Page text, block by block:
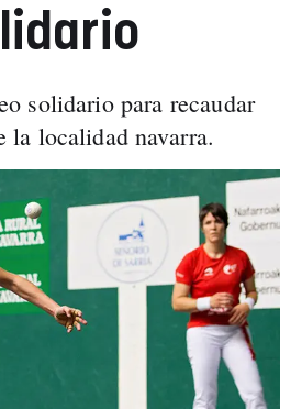
solidario para recaudar
la localidad navarra.